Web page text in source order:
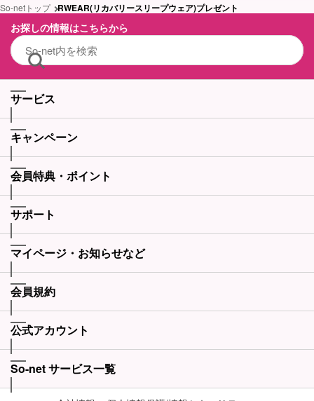
So-netトップ RWEAR(リカバリースリープウェア)プレゼント
お探しの情報はこちらから
サービス
キャンペーン
会員特典・ポイント
サポート
マイページ・お知らせなど
会員規約
公式アカウント
So-net サービス一覧